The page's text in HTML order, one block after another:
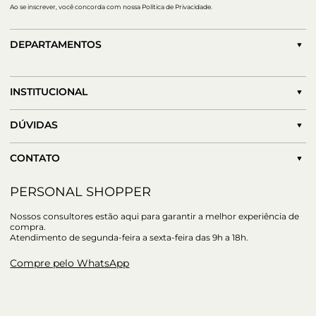
Ao se inscrever, você concorda com nossa Política de Privacidade.
DEPARTAMENTOS
INSTITUCIONAL
DÚVIDAS
CONTATO
PERSONAL SHOPPER
Nossos consultores estão aqui para garantir a melhor experiência de
compra.
Atendimento de segunda-feira a sexta-feira das 9h a 18h.
Compre pelo WhatsApp